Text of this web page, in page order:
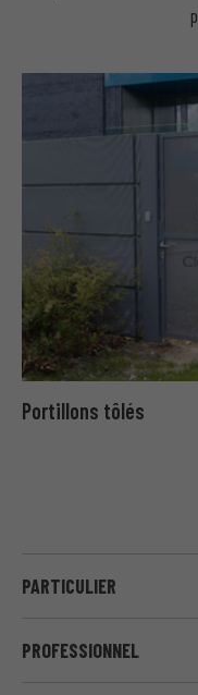
PARTICULIER
PROFESSIONNEL
Portillons tôlés